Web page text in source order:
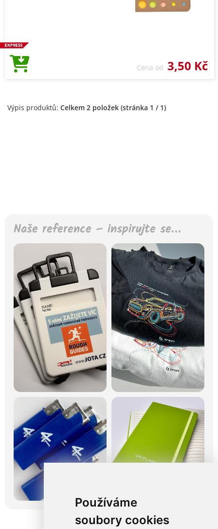
Používáme
soubory cookies
Cena od 3,50 Kč
Výpis produktů: Celkem 2 položek (stránka 1 / 1)
Naše reference – inspirujte se…